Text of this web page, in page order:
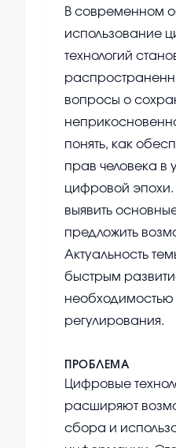
В современном
использование
технологий
вопросы о
понять, как
прав человека в
цифровой эпохи.
выявить
предложить
Актуальность
быстрым
необходимостью
регулирования.
ПРОБЛЕМА
Цифровые
расширяют
сбора и